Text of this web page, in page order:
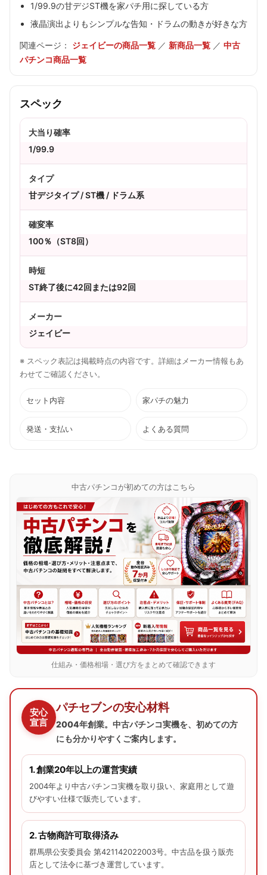
1/99.9の甘デジST機を家パチ用に探している方
液晶演出よりもシンプルな告知・ドラムの動きが好きな方
関連ページ： ジェイビーの商品一覧 ／ 新商品一覧 ／ 中古
パチンコ商品一覧
スペック
大当り確率
1/99.9
タイプ
甘デジタイプ / ST機 / ドラム系
確変率
100％（ST8回）
時短
ST終了後に42回または92回
メーカー
ジェイビー
※ スペック表記は掲載時点の内容です。詳細はメーカー情報もあ
わせてご確認ください。
セット内容 家パチの魅力
発送・支払い よくある質問
中古パチンコが初めての方はこちら
仕組み・価格相場・選び方をまとめて確認できます
安心
宣言
パチセブンの安心材料
2004年創業。中古パチンコ実機を、初めての方
にも分かりやすくご案内します。
1. 創業20年以上の運営実績
2004年より中古パチンコ実機を取り扱い、家庭用として遊
びやすい仕様で販売しています。
2. 古物商許可取得済み
群馬県公安委員会 第421142022003号。中古品を扱う販売
店として法令に基づき運営しています。